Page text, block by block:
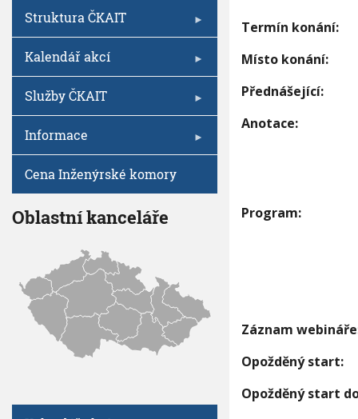
V
Á
V
A
C
N
ř
z
e
n
í
a
r
u
.
3
Termín konání:
Místo konání:
Anotace:
Program:
Přednášející:
Záznam
Opožděný start:
Opožděný start
Struktura ČKAIT
Kalendář akcí
Služby ČKAIT
Informace
Cena Inženýrské komory
Oblastní kanceláře